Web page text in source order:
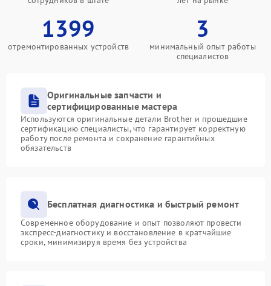
1399
отремонтированных устройств
3
минимальный опыт работы
специалистов
Оригинальные запчасти и
сертифицированные мастера
Используются оригинальные детали Brother и прошедшие
сертификацию специалисты, что гарантирует корректную
работу после ремонта и сохранение гарантийных
обязательств
Бесплатная диагностика и быстрый ремонт
Современное оборудование и опыт позволяют провести
экспресс-диагностику и восстановление в кратчайшие
сроки, минимизируя время без устройства